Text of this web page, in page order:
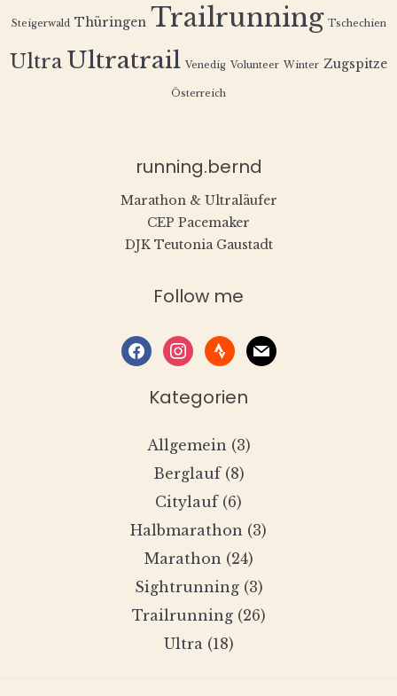
Steigerwald Thüringen Trailrunning Tschechien
Ultra Ultratrail Venedig Volunteer Winter Zugspitze
Österreich
running.bernd
Marathon & Ultraläufer
CEP Pacemaker
DJK Teutonia Gaustadt
Follow me
facebookinstagram
stravamail
Kategorien
Allgemein (3)
Berglauf(8)
Citylauf(6)
Halbmarathon (3)
Marathon (24)
Sightrunning(3)
Trailrunning(26)
Ultra(18)